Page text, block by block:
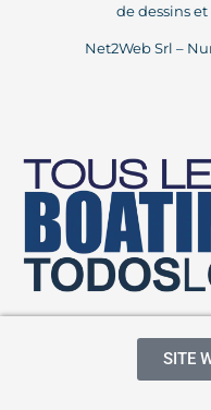
de dessins
Net2Web Srl –
SITE